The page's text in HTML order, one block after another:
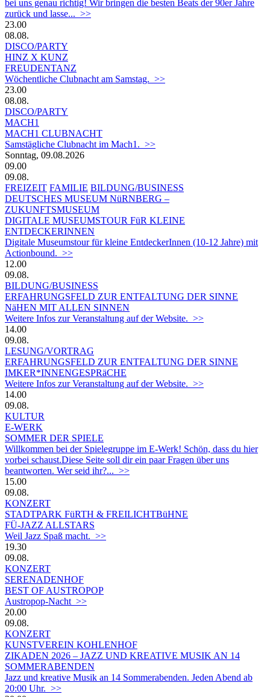
bei uns genau richtig! Wir bringen die besten Beats der 90er Jahre
zurück und lasse... >>
23.00
08.08.
DISCO/PARTY
HINZ X KUNZ
FREUDENTANZ
Wöchentliche Clubnacht am Samstag. >>
23.00
08.08.
DISCO/PARTY
MACH1
MACH1 CLUBNACHT
Samstägliche Clubnacht im Mach1. >>
Sonntag, 09.08.2026
09.00
09.08.
FREIZEIT FAMILIE BILDUNG/BUSINESS
DEUTSCHES MUSEUM NüRNBERG –
ZUKUNFTSMUSEUM
DIGITALE MUSEUMSTOUR FüR KLEINE
ENTDECKERINNEN
Digitale Museumstour für kleine EntdeckerInnen (10-12 Jahre) mit
Actionbound. >>
12.00
09.08.
BILDUNG/BUSINESS
ERFAHRUNGSFELD ZUR ENTFALTUNG DER SINNE
NäHEN MIT ALLEN SINNEN
Weitere Infos zur Veranstaltung auf der Website. >>
14.00
09.08.
LESUNG/VORTRAG
ERFAHRUNGSFELD ZUR ENTFALTUNG DER SINNE
IMKER*INNENGESPRäCHE
Weitere Infos zur Veranstaltung auf der Website. >>
14.00
09.08.
KULTUR
E-WERK
SOMMER DER SPIELE
Willkommen bei der Spielegruppe im E-Werk! Schön, dass du hier
vorbei schaust.Diese Seite soll dir ein paar Fragen über uns
beantworten. Wer seid ihr?... >>
15.00
09.08.
KONZERT
STADTPARK FüRTH & FREILICHTBüHNE
FÜ-JAZZ ALLSTARS
Weil Jazz Spaß macht. >>
19.30
09.08.
KONZERT
SERENADENHOF
BEST OF AUSTROPOP
Austropop-Nacht >>
20.00
09.08.
KONZERT
KUNSTVEREIN KOHLENHOF
ZIKADEN 2026 – JAZZ UND KREATIVE MUSIK AN 14
SOMMERABENDEN
Jazz und kreative Musik an 14 Sommerabenden. Jeden Abend ab
20:00 Uhr. >>